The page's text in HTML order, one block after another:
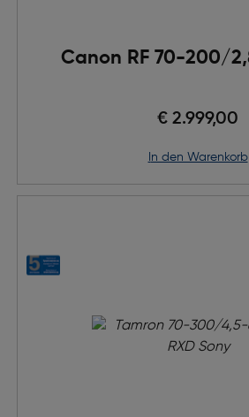
Canon RF 70-200/
€ 2.999,00
in den Warenkorb